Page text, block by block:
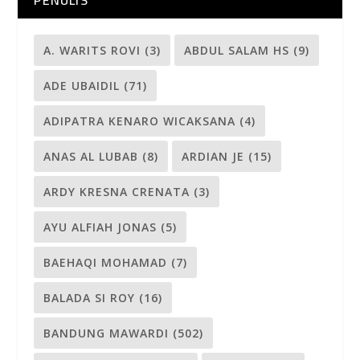
A. WARITS ROVI (3) ABDUL SALAM HS (9)
ADE UBAIDIL (71)
ADIPATRA KENARO WICAKSANA (4)
ANAS AL LUBAB (8) ARDIAN JE (15)
ARDY KRESNA CRENATA (3)
AYU ALFIAH JONAS (5)
BAEHAQI MOHAMAD (7)
BALADA SI ROY (16)
BANDUNG MAWARDI (502)